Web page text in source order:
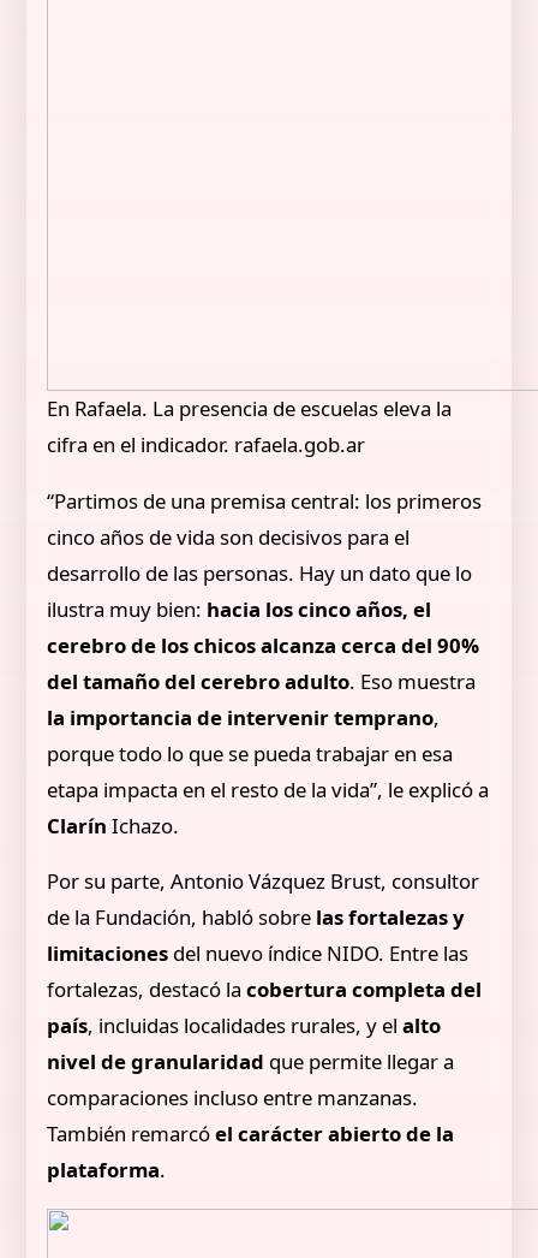
En Rafaela. La presencia de escuelas eleva la
cifra en el indicador. rafaela.gob.ar
“Partimos de una premisa central: los primeros
cinco años de vida son decisivos para el
desarrollo de las personas. Hay un dato que lo
ilustra muy bien: hacia los cinco años, el
cerebro de los chicos alcanza cerca del 90%
del tamaño del cerebro adulto. Eso muestra
la importancia de intervenir temprano,
porque todo lo que se pueda trabajar en esa
etapa impacta en el resto de la vida”, le explicó a
ClarínIchazo.
Por su parte, Antonio Vázquez Brust, consultor
de la Fundación, habló sobre las fortalezas y
limitaciones del nuevo índice NIDO. Entre las
fortalezas, destacó la cobertura completa del
país, incluidas localidades rurales, y elalto
nivel de granularidad que permite llegar a
comparaciones incluso entre manzanas.
También remarcóel carácter abierto de la
plataforma.